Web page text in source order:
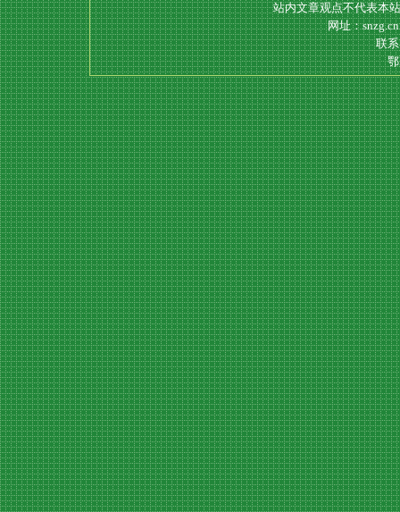
站内文章观点不代表本
网址：
联